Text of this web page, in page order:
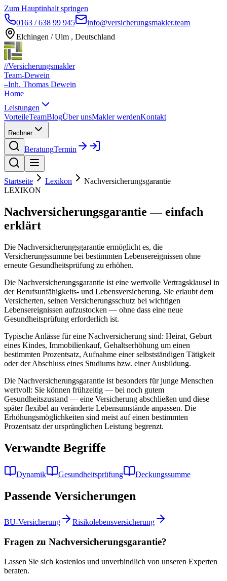
Zum Hauptinhalt springen
0163 / 638 99 945
info@versicherungsmakler.team
Elchingen / Ulm , Deutschland
//Versicherungsmakler
Team-Dewein
–Inh. Thomas Dewein
Home
Leistungen
VorteileTeamBlogÜber unsMakler werdenKontakt
Rechner
BeratungTermin
Startseite Lexikon
Nachversicherungsgarantie
LEXIKON
Nachversicherungsgarantie — einfach
erklärt
Die Nachversicherungsgarantie ermöglicht es, die
Versicherungssumme bei bestimmten Lebensereignissen ohne
erneute Gesundheitsprüfung zu erhöhen.
Die Nachversicherungsgarantie ist eine wertvolle Vertragsklausel in
der Berufsunfähigkeits- und Lebensversicherung. Sie erlaubt dem
Versicherten, seinen Versicherungsschutz bei wichtigen
Lebensereignissen aufzustocken — ohne dass eine neue
Gesundheitsprüfung erforderlich ist.
Typische Anlässe für eine Nachversicherung sind: Heirat, Geburt
eines Kindes, Immobilienkauf, Gehaltserhöhung um einen
bestimmten Prozentsatz, Aufnahme einer selbstständigen Tätigkeit
oder der Abschluss eines Studiums bzw. einer Ausbildung.
Die Nachversicherungsgarantie ist besonders für junge Menschen
wertvoll: Sie können frühzeitig — bei noch gutem
Gesundheitszustand — eine Versicherung abschließen und diese
später flexibel an veränderte Lebensumstände anpassen. Die
Erhöhungsmöglichkeiten sind meist auf einen bestimmten
Prozentsatz der ursprünglichen Leistung begrenzt.
Verwandte Begriffe
Dynamik Gesundheitsprüfung Deckungssumme
Passende Versicherungen
BU-Versicherung Risikolebensversicherung
Fragen zu Nachversicherungsgarantie?
Lassen Sie sich kostenlos und unverbindlich von unseren Experten
beraten.